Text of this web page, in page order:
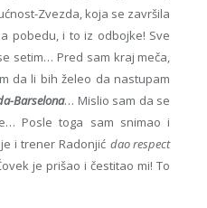
Zvezda, koja se završila
pobedu, i to iz odbojke! Sve
setim… Pred sam kraj meča,
da li bih želeo da nastupam
Barselona… Mislio sam da se
Posle toga sam snimao i
i trener Radonjić dao respect
je prišao i čestitao mi! To